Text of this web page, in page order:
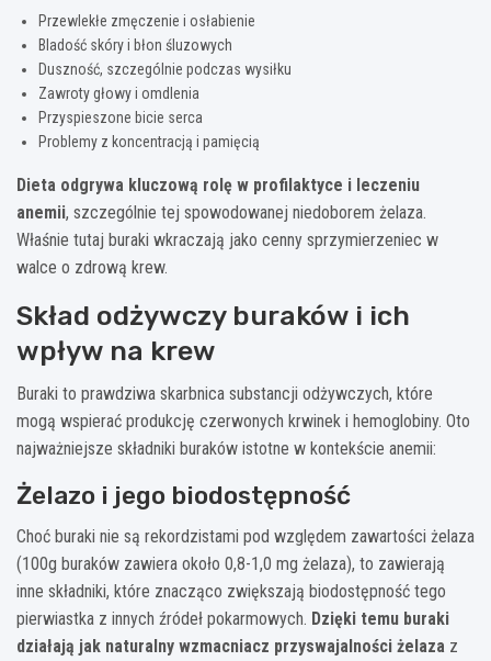
Przewlekłe zmęczenie i osłabienie
Bladość skóry i błon śluzowych
Duszność, szczególnie podczas wysiłku
Zawroty głowy i omdlenia
Przyspieszone bicie serca
Problemy z koncentracją i pamięcią
Dieta odgrywa kluczową rolę w profilaktyce i leczeniu
anemii, szczególnie tej spowodowanej niedoborem żelaza.
Właśnie tutaj buraki wkraczają jako cenny sprzymierzeniec w
walce o zdrową krew.
Skład odżywczy buraków i ich
wpływ na krew
Buraki to prawdziwa skarbnica substancji odżywczych, które
mogą wspierać produkcję czerwonych krwinek i hemoglobiny. Oto
najważniejsze składniki buraków istotne w kontekście anemii:
Żelazo i jego biodostępność
Choć buraki nie są rekordzistami pod względem zawartości żelaza
(100g buraków zawiera około 0,8-1,0 mg żelaza), to zawierają
inne składniki, które znacząco zwiększają biodostępność tego
pierwiastka z innych źródeł pokarmowych. Dzięki temu buraki
działają jak naturalny wzmacniacz przyswajalności żelaza z